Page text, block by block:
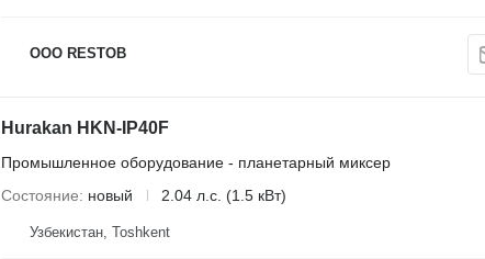
OOO RESTOB
Hurakan HKN-IP40F
Промышленное оборудование - планетарный миксер
Состояние
новый 2.04 л.с. (1.5 кВт)
Узбекистан, Тоshkent